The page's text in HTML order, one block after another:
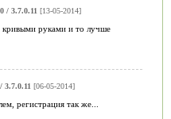
/ 3.7.0.11 [13-05-2014]
кривыми руками и то лучше
3.7.0.11 [06-05-2014]
регистрация так же...